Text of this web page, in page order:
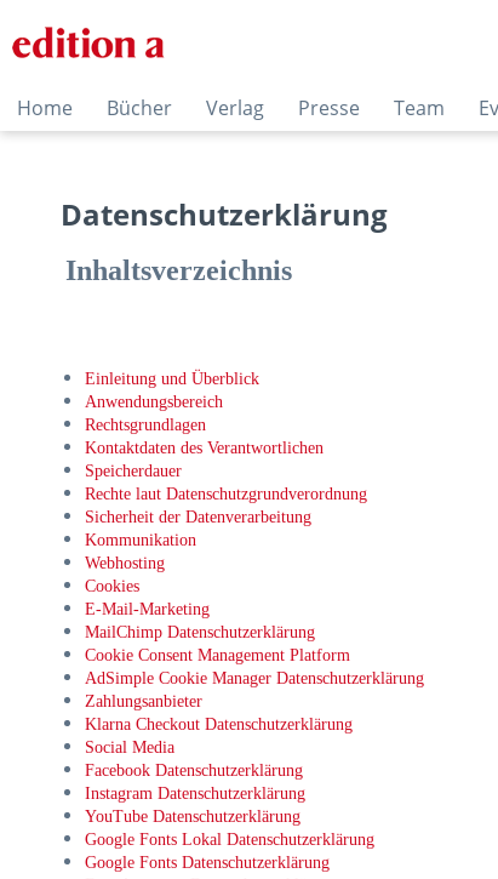
Home Bücher Verlag Presse Team
Datenschutzerklärung
Inhaltsverzeichnis
Einleitung und Überblick
Anwendungsbereich
Rechtsgrundlagen
Kontaktdaten des Verantwortlichen
Speicherdauer
Rechte laut Datenschutzgrundverordnung
Sicherheit der Datenverarbeitung
Kommunikation
Webhosting
Cookies
E-Mail-Marketing
MailChimp Datenschutzerklärung
Cookie Consent Management Platform
AdSimple Cookie Manager Datenschutzerklärung
Zahlungsanbieter
Klarna Checkout Datenschutzerklärung
Social Media
Facebook Datenschutzerklärung
Instagram Datenschutzerklärung
YouTube Datenschutzerklärung
Google Fonts Lokal Datenschutzerklärung
Google Fonts Datenschutzerklärung